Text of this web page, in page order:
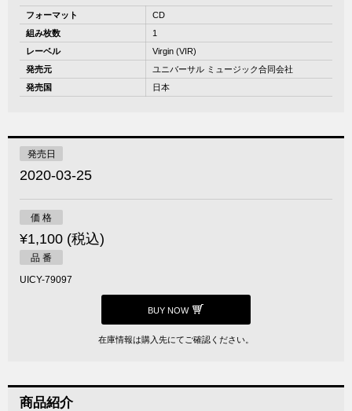
フォーマット
CD
組み枚数
1
レーベル
Virgin (VIR)
発売元
ユニバーサル ミュージック合同会社
発売国
日本
発売日
2020-03-25
価 格
¥1,100 (税込)
品 番
UICY-79097
BUY NOW
在庫情報は購入先にてご確認ください。
商品紹介